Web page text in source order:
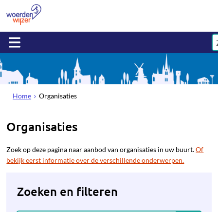
Home Organisaties
Organisaties
Zoek op deze pagina naar aanbod van organisaties in uw buurt.Of
bekijk eerst informatie over de verschillende onderwerpen.
Zoeken en filteren